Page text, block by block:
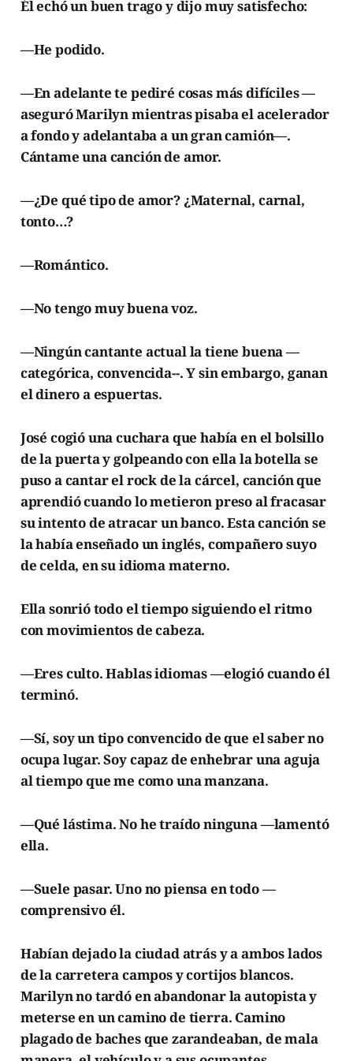
Él echó un buen trago y dijo muy satisfecho:
—He podido.
—En adelante te pediré cosas más difíciles —
aseguró Marilyn mientras pisaba el acelerador
a fondo y adelantaba a un gran camión—.
Cántame una canción de amor.
—¿De qué tipo de amor? ¿Maternal, carnal,
tonto…?
—Romántico.
—No tengo muy buena voz.
—Ningún cantante actual la tiene buena —
categórica, convencida--. Y sin embargo, ganan
el dinero a espuertas.
José cogió una cuchara que había en el bolsillo
de la puerta y golpeando con ella la botella se
puso a cantar el rock de la cárcel, canción que
aprendió cuando lo metieron preso al fracasar
su intento de atracar un banco. Esta canción se
la había enseñado un inglés, compañero suyo
de celda, en su idioma materno.
Ella sonrió todo el tiempo siguiendo el ritmo
con movimientos de cabeza.
—Eres culto. Hablas idiomas —elogió cuando él
terminó.
—Sí, soy un tipo convencido de que el saber no
ocupa lugar. Soy capaz de enhebrar una aguja
al tiempo que me como una manzana.
—Qué lástima. No he traído ninguna —lamentó
ella.
—Suele pasar. Uno no piensa en todo —
comprensivo él.
Habían dejado la ciudad atrás y a ambos lados
de la carretera campos y cortijos blancos.
Marilyn no tardó en abandonar la autopista y
meterse en un camino de tierra. Camino
plagado de baches que zarandeaban, de mala